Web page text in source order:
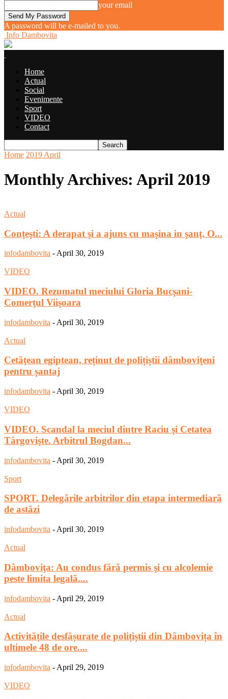
your email
A password will be e-mailed to you.
Info Dambovita
Home
Actual
Social
Evenimente
Sport
VIDEO
Contact
Home 2019 April
Monthly Archives: April 2019
Actual
Conţeşti: A derapat şi a ajuns cu maşina in şanţ. O...
infodambovita - April 30, 2019
VIDEO
VIDEO. Rezumatul meciului Gloria Bucşani-
Comerţul Viişoara
infodambovita - April 30, 2019
Actual
Cetăţean egiptean, reținut de polițiștii dâmboviţeni
pentru șantaj
infodambovita - April 30, 2019
VIDEO
VIDEO. Scandal la meciul dintre Raciu şi Cetatea
Târgovişte. Arbitrul Bogdan...
infodambovita - April 30, 2019
Sport
SPORT. Delegările arbitrilor din etapa intermediară
de astăzi
infodambovita - April 30, 2019
Actual
Dâmboviţa: Au condus fără permis şi cu alcolemie
peste limita legală....
infodambovita - April 29, 2019
Actual
Activitățile desfășurate de polițiștii din Dâmbovița în
ultimele 48 de ore....
infodambovita - April 29, 2019
VIDEO